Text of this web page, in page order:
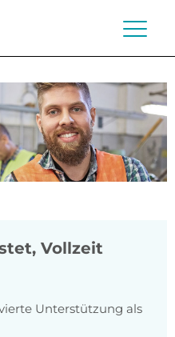
Vollzeit
Unterstützung als